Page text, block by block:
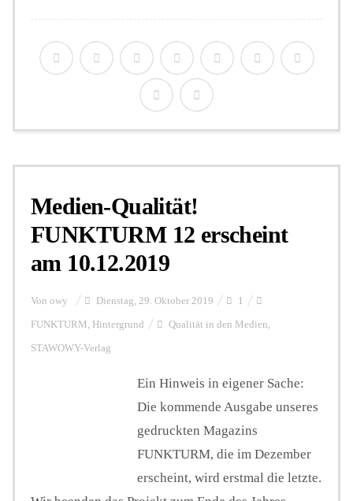
Medien-Qualität!
FUNKTURM 12 erscheint
am 10.12.2019
Von owy Dienstag, 29. Oktober 2019 1
FUNKTURM, Hintergrund Qualität in den Medien,
STAWOWY-Verlag
Ein Hinweis in eigener Sache:
Die kommende Ausgabe unseres
gedruckten Magazins
FUNKTURM, die im Dezember
erscheint, wird erstmal die letzte.